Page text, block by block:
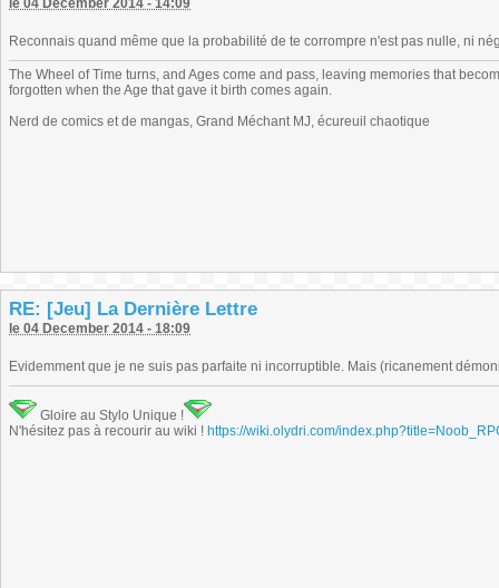
le 04 December 2014 - 14:09
Reconnais quand même que la probabilité de te corrompre n'est pas nulle, ni
The Wheel of Time turns, and Ages come and pass, leaving memories that
forgotten when the Age that gave it birth comes again.
Nerd de comics et de mangas, Grand Méchant MJ, écureuil chaotique
RE: [Jeu] La Dernière Lettre
le 04 December 2014 - 18:09
Evidemment que je ne suis pas parfaite ni incorruptible. Mais (ricanement
Gloire au Stylo Unique !
N'hésitez pas à recourir au wiki ! https://wiki.olydri.com/